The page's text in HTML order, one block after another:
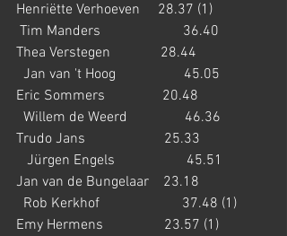
Henriëtte Verhoeven     28.37 (1)
Tim Manders                       36.40
Thea Verstegen              28.44
  Jan van 't Hoog                   45.05
Eric Sommers                20.48
  Willem de Weerd                46.36
Trudo Jans                      25.33
   Jürgen Engels                    45.51
Jan van de Bungelaar    23.18
  Rob Kerkhof                       37.48 (1)
Emy Hermens                 23.57 (1)